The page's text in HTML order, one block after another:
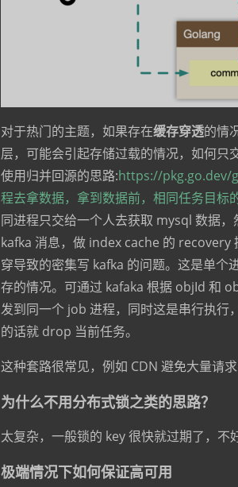
对于热门的主题，如果存在缓存穿透的情
层，可能会引起存储过载的情况，如何只
使用归并回源的思路:https://pkg.go.dev/
程去拿数据，拿到数据前，相同任务目标
同进程只交给一个人去获取 mysql 数据
kafka 消息，做 index cache 的 recovery
穿导致的密集写 kafka 的问题。这是单
存的情况。可通过 kafaka 根据 objId 和
发到同一个 job 进程，同时这是串行执行
的话就 drop 当前任务。
这种套路很常见，例如 CDN 避免大量请
为什么不用分布式锁之类的思路？
太复杂，一般锁的 key 很快就过期了，不
极端情况下如何保证高可用